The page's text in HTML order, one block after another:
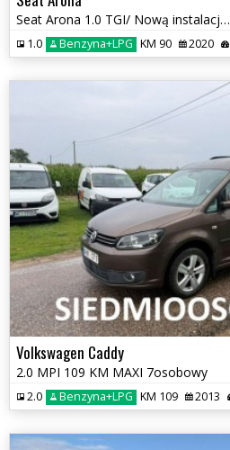
Seat Arona 1.0 TGI/ Nową instalacją LPG/2020r/czujniki przód tył
1.0 Benzyna+LPG KM 90 2020
Volkswagen Caddy
2.0 MPI 109 KM MAXI 7osobowy
2.0 Benzyna+LPG KM 109 2013